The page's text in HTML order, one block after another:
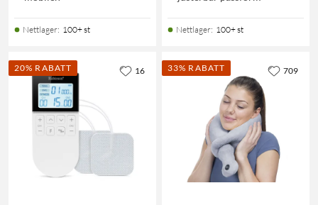
Nettlager: 100+ st Nettlager: 100+ st
20% RABATT 16 33% RABATT 709